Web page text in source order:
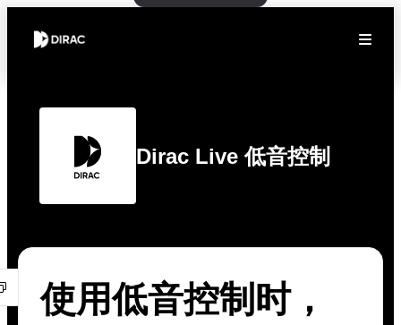
Dirac Live 低音控制
使用低音控制时，